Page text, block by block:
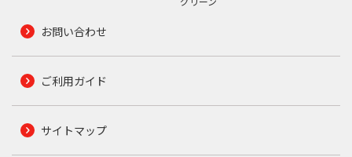
お問い合わせ
ご利用ガイド
サイトマップ